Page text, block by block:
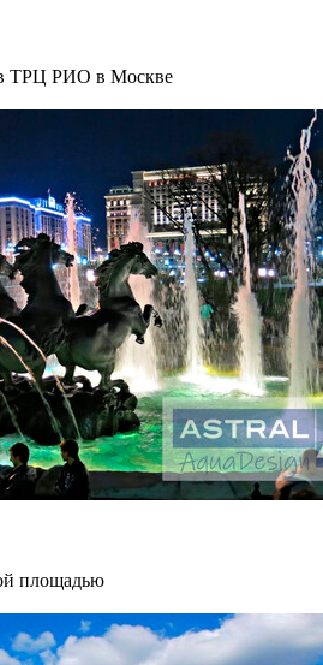
в ТРЦ РИО в Москве
площадью